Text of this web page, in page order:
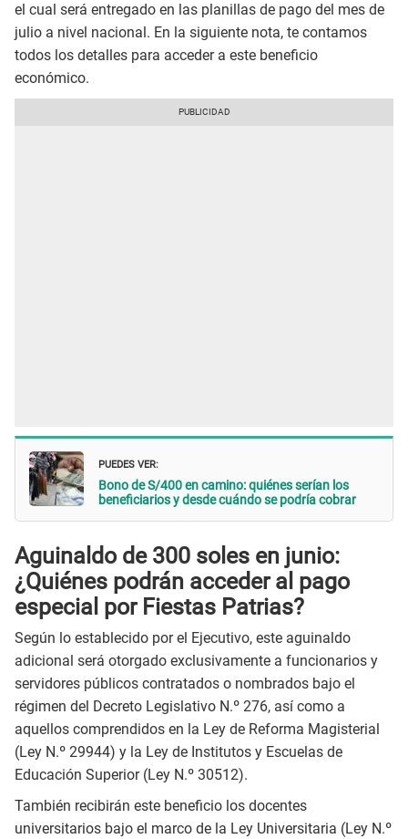
el cual será entregado en las planillas de pago del mes de
julio a nivel nacional. En la siguiente nota, te contamos
todos los detalles para acceder a este beneficio
económico.
PUEDES VER:
Bono de S/400 en camino: quiénes serían los
beneficiarios y desde cuándo se podría cobrar
Aguinaldo de 300 soles en junio:
¿Quiénes podrán acceder al pago
especial por Fiestas Patrias?
Según lo establecido por el Ejecutivo, este aguinaldo
adicional será otorgado exclusivamente a funcionarios y
servidores públicos contratados o nombrados bajo el
régimen del Decreto Legislativo N.º 276, así como a
aquellos comprendidos en la Ley de Reforma Magisterial
(Ley N.º 29944) y la Ley de Institutos y Escuelas de
Educación Superior (Ley N.º 30512).
También recibirán este beneficio los docentes
universitarios bajo el marco de la Ley Universitaria (Ley N.º